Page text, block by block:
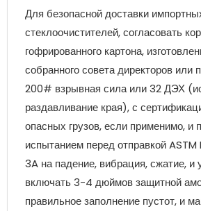
Для безопасной доставки
стеклоочистителей, согласовать
гофрированного картона,
собранного совета директоров
200# взрывная сила или 32 ДЭХ
раздавливание края), с
опасных грузов, если применимо, и
испытанием перед отправкой ASTM
3A на падение, вибрация, сжатие, и
включать 3-4 дюймов защитной
правильное заполнение пустот, и